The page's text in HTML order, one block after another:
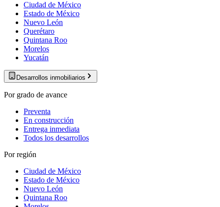
Ciudad de México
Estado de México
Nuevo León
Querétaro
Quintana Roo
Morelos
Yucatán
Desarrollos inmobiliarios
Por grado de avance
Preventa
En construcción
Entrega inmediata
Todos los desarrollos
Por región
Ciudad de México
Estado de México
Nuevo León
Quintana Roo